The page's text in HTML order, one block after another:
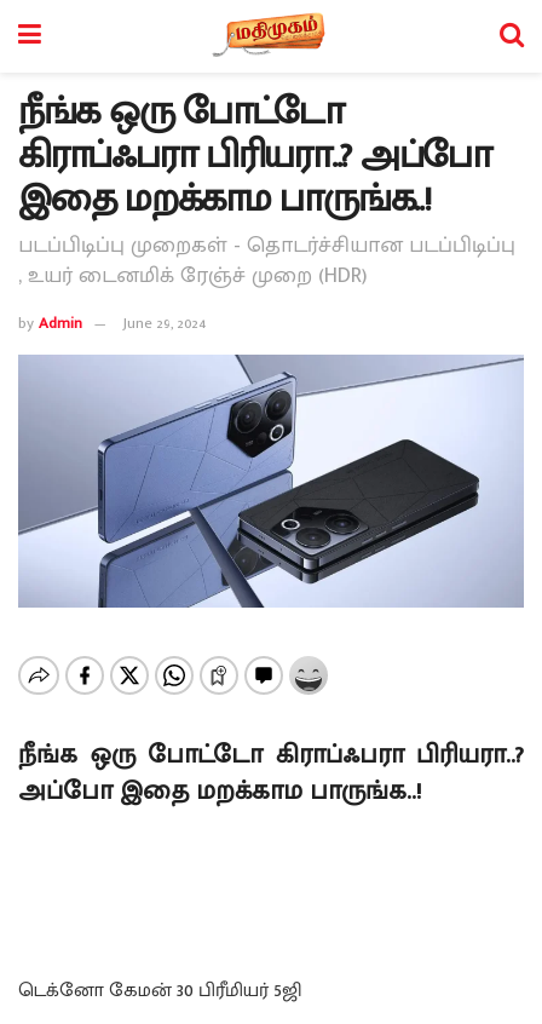
நீங்க ஒரு போட்டோ
கிராப்ஃபரா பிரியரா..? அப்போ
இதை மறக்காம பாருங்க..!
படப்பிடிப்பு முறைகள் - தொடர்ச்சியான படப்பிடிப்பு
, உயர் டைனமிக் ரேஞ்ச் முறை (HDR)
byAdmin June 29, 2024
நீங்க ஒரு போட்டோ கிராப்ஃபரா பிரியரா..?
அப்போ இதை மறக்காம பாருங்க..!
டெக்னோ கேமன் 30 பிரீமியர் 5ஜி